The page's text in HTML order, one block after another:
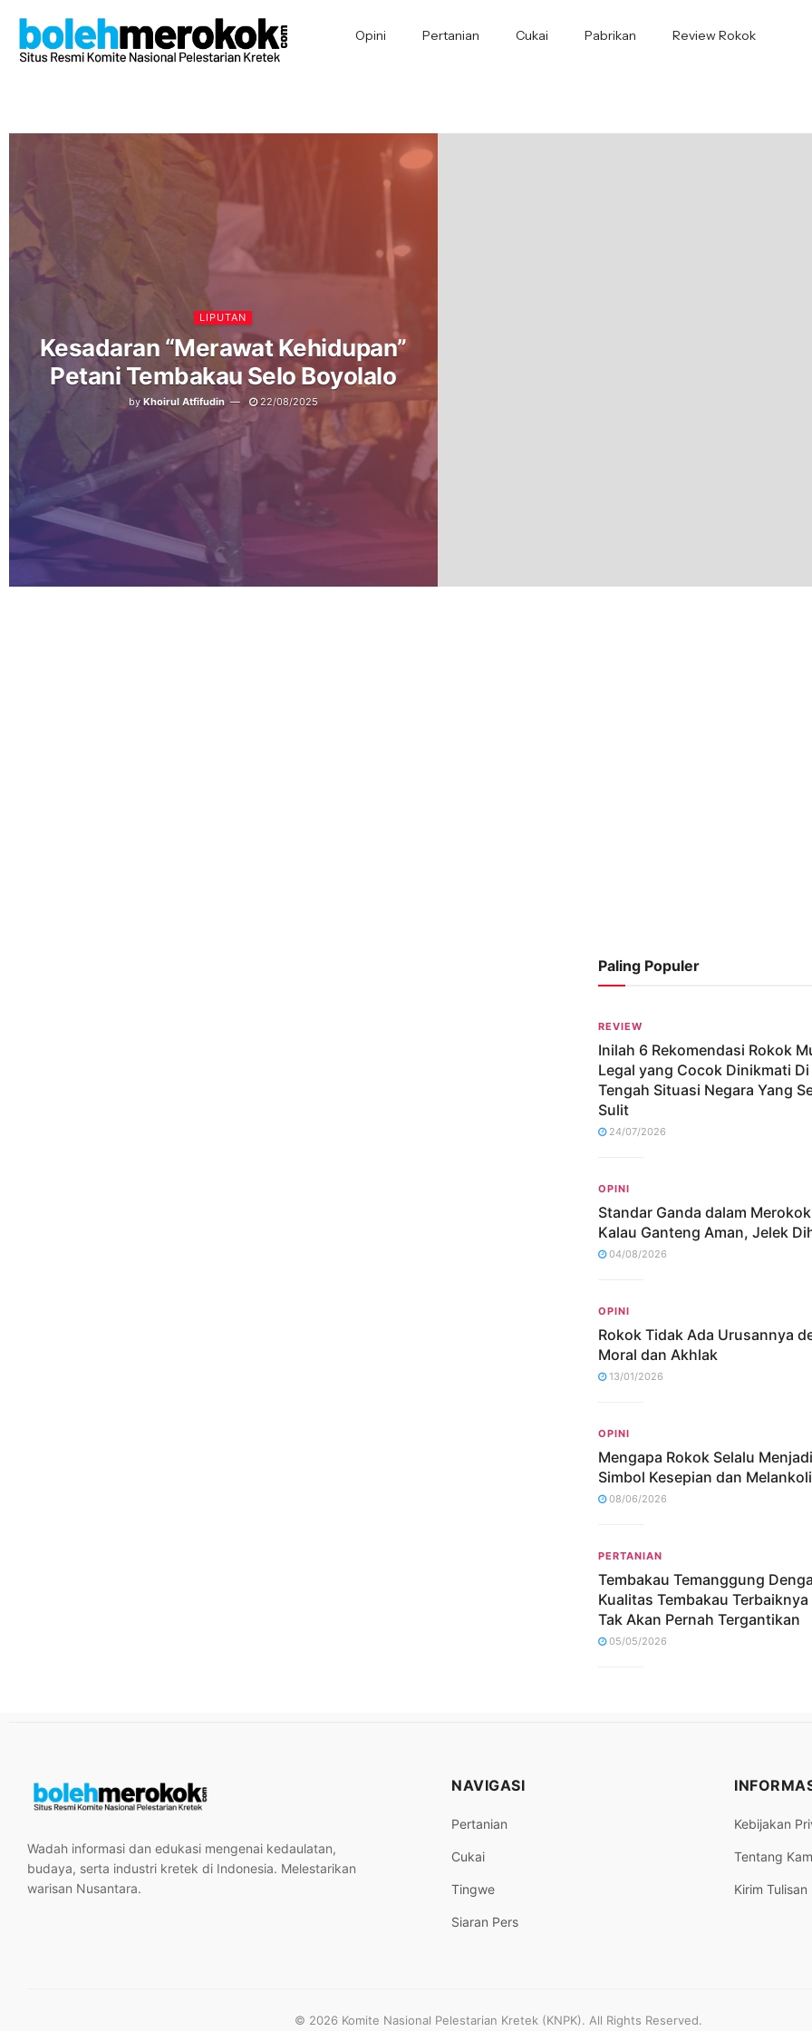
Opini Pertanian Cukai Pabrikan Review Rokok
LIPUTAN
Kesadaran “Merawat Kehidupan”
Petani Tembakau Selo Boyolalo
by Khoirul Atfifudin 22/08/2025
Paling Populer
REVIEW
Inilah 6 Rekomendasi Rokok
Legal yang Cocok Dinikmati Di
Tengah Situasi Negara Yang
Sulit
24/07/2026
OPINI
Standar Ganda dalam
Kalau Ganteng Aman, Jelek
04/08/2026
OPINI
Rokok Tidak Ada Urusannya
Moral dan Akhlak
13/01/2026
OPINI
Mengapa Rokok Selalu Menjadi
Simbol Kesepian dan
08/06/2026
PERTANIAN
Tembakau Temanggung
Kualitas Tembakau
Tak Akan Pernah Tergantikan
05/05/2026
Wadah informasi dan edukasi mengenai kedaulatan,
budaya, serta industri kretek di Indonesia. Melestarikan
warisan Nusantara.
NAVIGASI
Pertanian
Cukai
Tingwe
Siaran Pers
Kebijakan
Tentang
Kirim Tulisan
© 2026 Komite Nasional Pelestarian Kretek (KNPK). All Rights Reserved.